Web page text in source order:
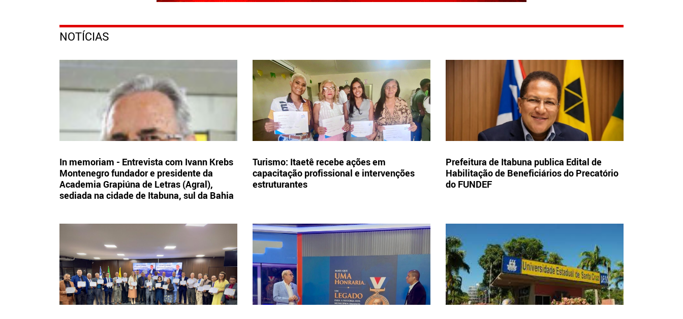
NOTÍCIAS
In memoriam - Entrevista com Ivann Krebs
Montenegro fundador e presidente da
Academia Grapiúna de Letras (Agral),
sediada na cidade de Itabuna, sul da Bahia
Turismo: Itaetê recebe ações em
capacitação profissional e intervenções
estruturantes
Prefeitura de Itabuna publica Edital de
Habilitação de Beneficiários do Precatório
do FUNDEF